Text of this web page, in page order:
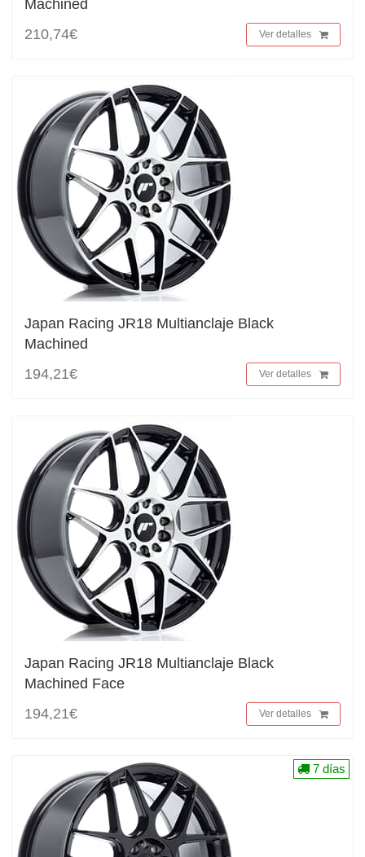
Machined
210,74€
Ver detalles
Japan Racing JR18 Multianclaje Black
Machined
194,21€
Ver detalles
Japan Racing JR18 Multianclaje Black
Machined Face
194,21€
Ver detalles
7 días